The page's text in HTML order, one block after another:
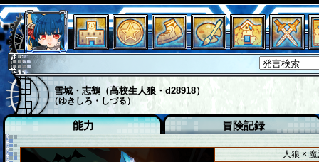
雪城・志鶴（高校生人狼・d28918）
（ゆきしろ・しづる）
能力 冒険記録
人狼 ×